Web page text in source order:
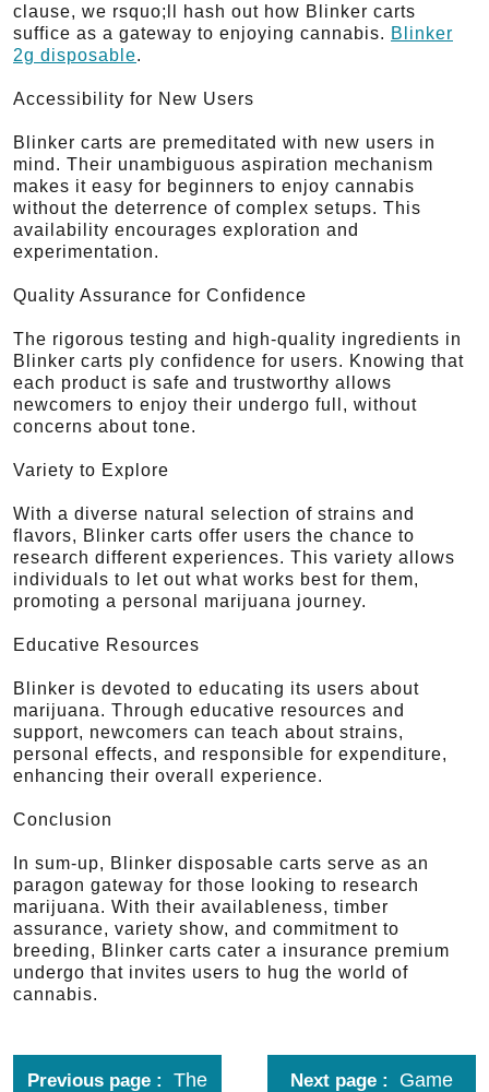
clause, we rsquo;ll hash out how Blinker carts
suffice as a gateway to enjoying cannabis. Blinker
2g disposable.
Accessibility for New Users
Blinker carts are premeditated with new users in
mind. Their unambiguous aspiration mechanism
makes it easy for beginners to enjoy cannabis
without the deterrence of complex setups. This
availability encourages exploration and
experimentation.
Quality Assurance for Confidence
The rigorous testing and high-quality ingredients in
Blinker carts ply confidence for users. Knowing that
each product is safe and trustworthy allows
newcomers to enjoy their undergo full, without
concerns about tone.
Variety to Explore
With a diverse natural selection of strains and
flavors, Blinker carts offer users the chance to
research different experiences. This variety allows
individuals to let out what works best for them,
promoting a personal marijuana journey.
Educative Resources
Blinker is devoted to educating its users about
marijuana. Through educative resources and
support, newcomers can teach about strains,
personal effects, and responsible for expenditure,
enhancing their overall experience.
Conclusion
In sum-up, Blinker disposable carts serve as an
paragon gateway for those looking to research
marijuana. With their availableness, timber
assurance, variety show, and commitment to
breeding, Blinker carts cater a insurance premium
undergo that invites users to hug the world of
cannabis.
Previous page
The
Next page
Game